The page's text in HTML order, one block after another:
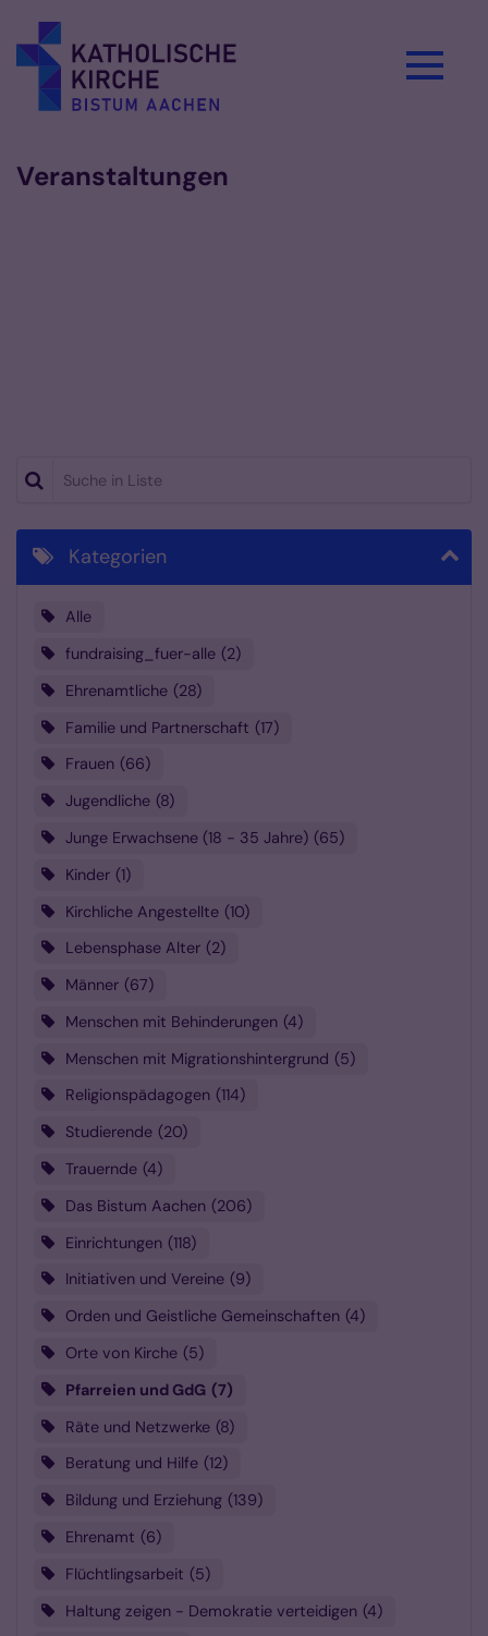
Veranstaltungen
Suche in Liste
Kategorien
Alle
fundraising_fuer-alle 2
Ehrenamtliche 28
Familie und Partnerschaft 17
Frauen
66
Jugendliche 8
Junge Erwachsene (18 - 35 Jahre) 65
Kinder 1
Kirchliche Angestellte 10
Lebensphase Alter 2
Männer 67
Menschen mit Behinderungen 4
Menschen mit Migrationshintergrund 5
Religionspädagogen 114
Studierende 20
Trauernde 4
Das Bistum Aachen 206
Einrichtungen 118
Initiativen und Vereine
9
Orden und Geistliche Gemeinschaften 4
Orte von Kirche 5
Pfarreien und GdG
7
Räte und Netzwerke 8
Beratung und Hilfe 12
Bildung und Erziehung 139
Ehrenamt 6
Flüchtlingsarbeit 5
Haltung zeigen - Demokratie verteidigen 4